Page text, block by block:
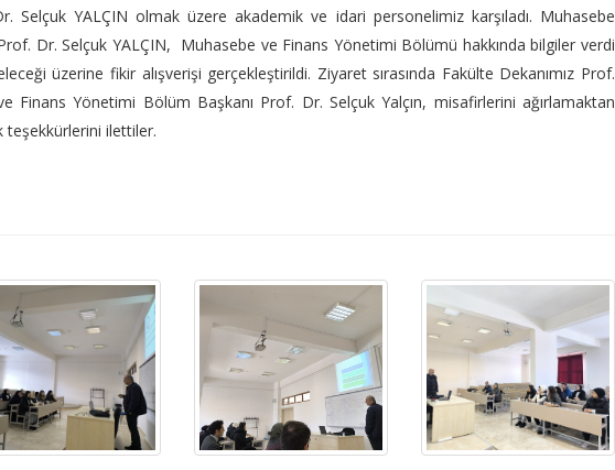
Selçuk YALÇIN olmak üzere akademik ve idari personelimiz karşıladı. Muhasebe
Dr. Selçuk YALÇIN, Muhasebe ve Finans Yönetimi Bölümü hakkında bilgiler verdi
üzerine fikir alışverişi gerçekleştirildi. Ziyaret sırasında Fakülte Dekanımız Prof.
Finans Yönetimi Bölüm Başkanı Prof. Dr. Selçuk Yalçın, misafirlerini ağırlamaktan
teşekkürlerini ilettiler.